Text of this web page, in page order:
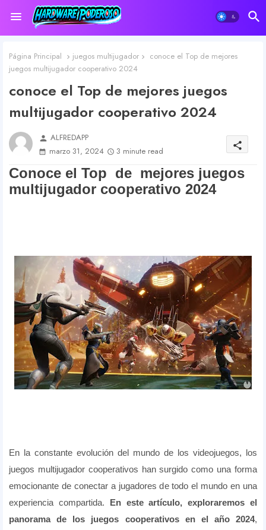
Página Principal juegos multijugador
conoce el Top de mejores
juegos multijugador cooperativo 2024
conoce el Top de mejores juegos
multijugador cooperativo 2024
person ALFREDAPP
marzo 31, 2024
3 minute read share
Conoce el Top de mejores juegos
multijugador cooperativo 2024
En la constante evolución del mundo de los videojuegos, los
juegos multijugador cooperativos han surgido como una forma
emocionante de conectar a jugadores de todo el mundo en una
experiencia compartida. En este artículo, exploraremos el
panorama de los juegos cooperativos en el año 2024,